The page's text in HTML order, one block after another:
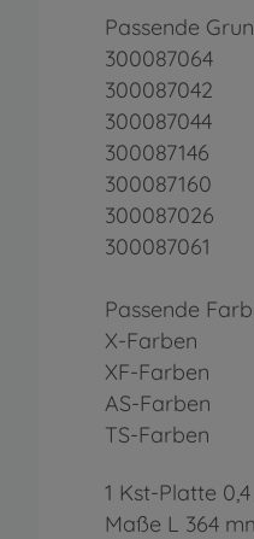
Passende
300087064
300087042
300087044
300087146
300087160
300087026
300087061
Passende
X-Farben
XF-Farben
AS-Farben
TS-Farben
1 Kst-Platte
Maße L 364